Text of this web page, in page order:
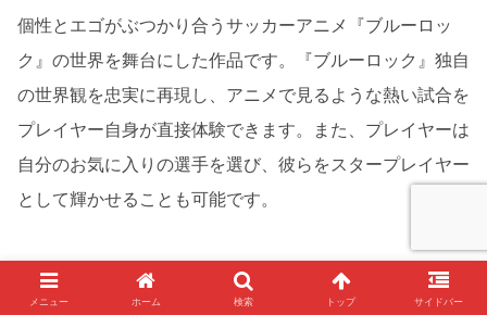
個性とエゴがぶつかり合うサッカーアニメ『ブルーロッ
ク』の世界を舞台にした作品です。『ブルーロック』独自
の世界観を忠実に再現し、アニメで見るような熱い試合を
プレイヤー自身が直接体験できます。また、プレイヤーは
自分のお気に入りの選手を選び、彼らをスタープレイヤー
として輝かせることも可能です。
メニュー ホーム 検索 トップ サイドバー